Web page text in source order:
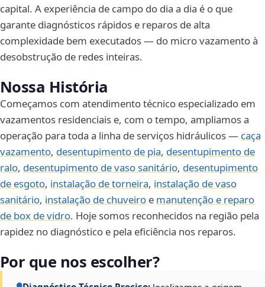
capital. A experiência de campo do dia a dia é o que
garante diagnósticos rápidos e reparos de alta
complexidade bem executados — do micro vazamento à
desobstrução de redes inteiras.
Nossa História
Começamos com atendimento técnico especializado em
vazamentos residenciais e, com o tempo, ampliamos a
operação para toda a linha de serviços hidráulicos — caça
vazamento, desentupimento de pia, desentupimento de
ralo, desentupimento de vaso sanitário, desentupimento
de esgoto, instalação de torneira, instalação de vaso
sanitário, instalação de chuveiro e manutenção e reparo
de box de vidro. Hoje somos reconhecidos na região pela
rapidez no diagnóstico e pela eficiência nos reparos.
Por que nos escolher?